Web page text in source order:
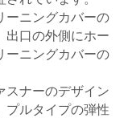
ーニングカバーの
出口の外側にホー
ーニングカバーの
スナーのデザイン
プルタイプの弾性